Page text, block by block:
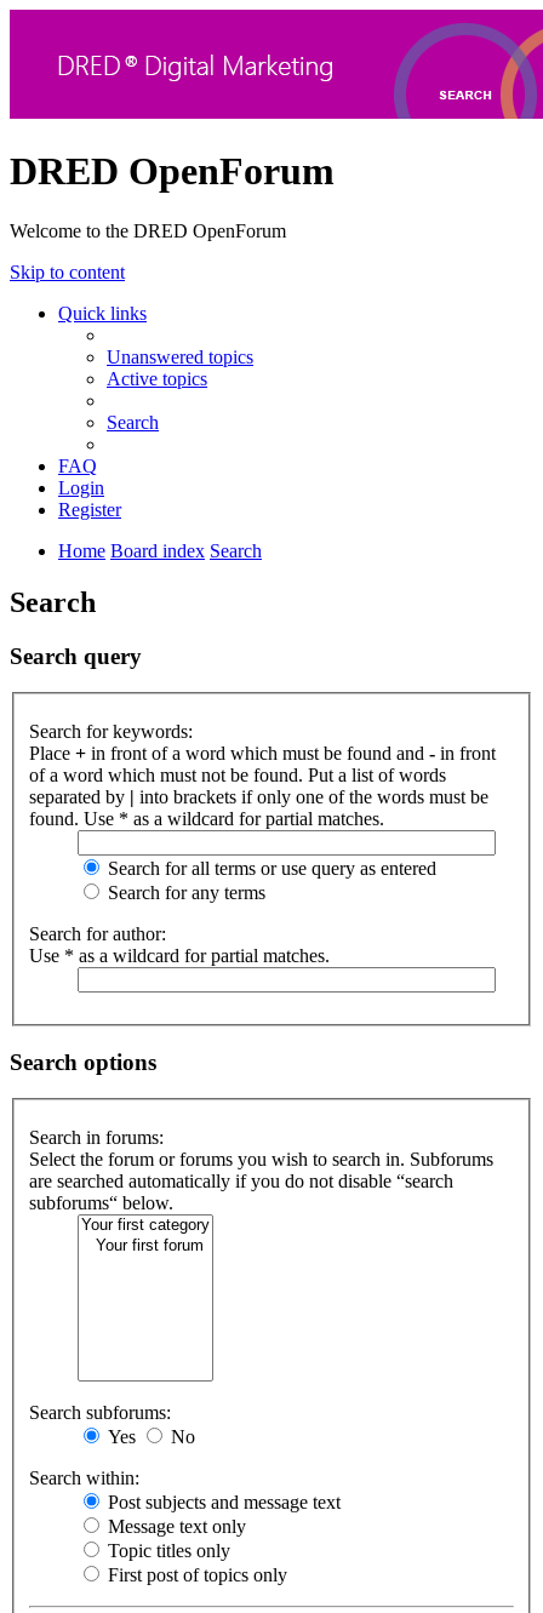
DRED OpenForum
Welcome to the DRED OpenForum
Skip to content
Quick links
Unanswered topics
Active topics
Search
FAQ
Login
Register
Home Board index Search
Search
Search query
Search for keywords:
Place + in front of a word which must be found and - in front
of a word which must not be found. Put a list of words
separated by | into brackets if only one of the words must be
found. Use * as a wildcard for partial matches.
Search for all terms or use query as entered
Search for any terms
Search for author:
Use * as a wildcard for partial matches.
Search options
Search in forums:
Select the forum or forums you wish to search in. Subforums
are searched automatically if you do not disable “search
subforums“ below.
Search subforums:
Yes
No
Search within:
Post subjects and message text
Message text only
Topic titles only
First post of topics only